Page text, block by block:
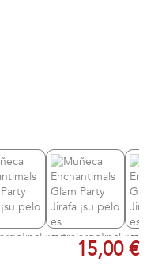
15,00 €